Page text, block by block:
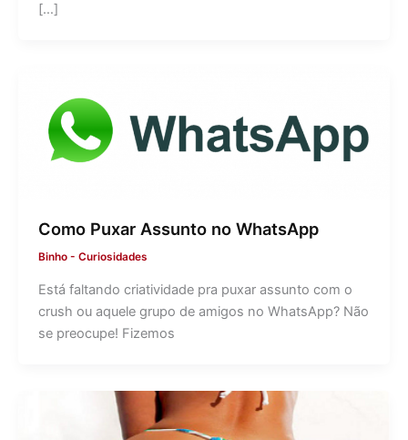
[…]
Como Puxar Assunto no WhatsApp
Binho - Curiosidades
Está faltando criatividade pra puxar assunto com o
crush ou aquele grupo de amigos no WhatsApp? Não
se preocupe! Fizemos